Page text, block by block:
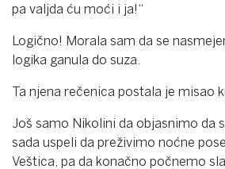
pa valjda ću moći i ja!“
Logično! Morala sam da se
logika ganula do suza.
Ta njena rečenica postala je misao
Još samo Nikolini da objasnimo da
sada uspeli da preživimo noćne
Veštica, pa da konačno počnemo